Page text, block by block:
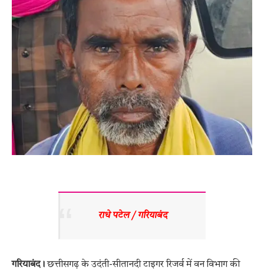
राधे पटेल / गरियाबंद
गरियाबंद। छत्तीसगढ़ के उदंती-सीतानदी टाइगर रिजर्व में वन विभाग की